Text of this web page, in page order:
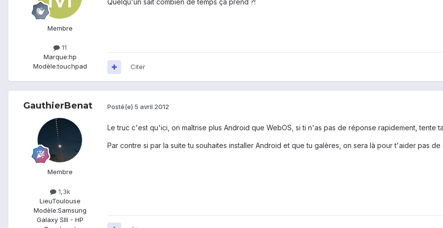
Membre
11
Marque:hp
Modèle:touchpad
Quelqu'un sait combien de temps ça prend ?!
Citer
GauthierBenat
Membre
1,3k
LieuToulouse
Modèle:Samsung
Galaxy SIII - HP
Posté(e) 5 avril 2012
Le truc c'est qu'ici, on maîtrise plus Android que WebOS, si ti n'as pas de réponse rapidement, tente
Par contre si par la suite tu souhaites installer Android et que tu galères, on sera là pour t'aider pas de